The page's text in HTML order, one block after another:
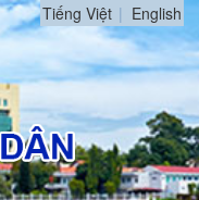
Tiếng Việt English